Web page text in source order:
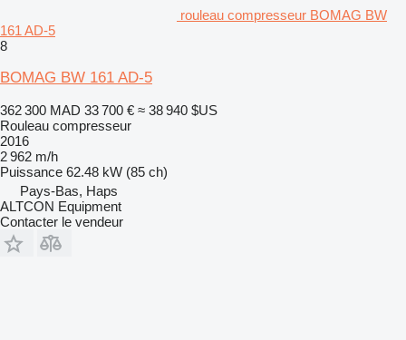
rouleau compresseur BOMAG BW
161 AD-5
8
BOMAG BW 161 AD-5
362 300 MAD 33 700 € ≈ 38 940 $US
Rouleau compresseur
2016
2 962 m/h
Puissance 62.48 kW (85 ch)
Pays-Bas, Haps
ALTCON Equipment
Contacter le vendeur